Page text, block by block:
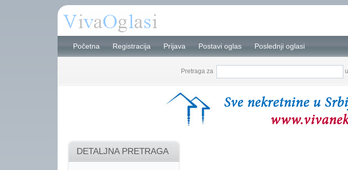
Početna Registracija Prijava Postavi oglas Poslednji oglasi
Pretraga za u
DETALJNA PRETRAGA